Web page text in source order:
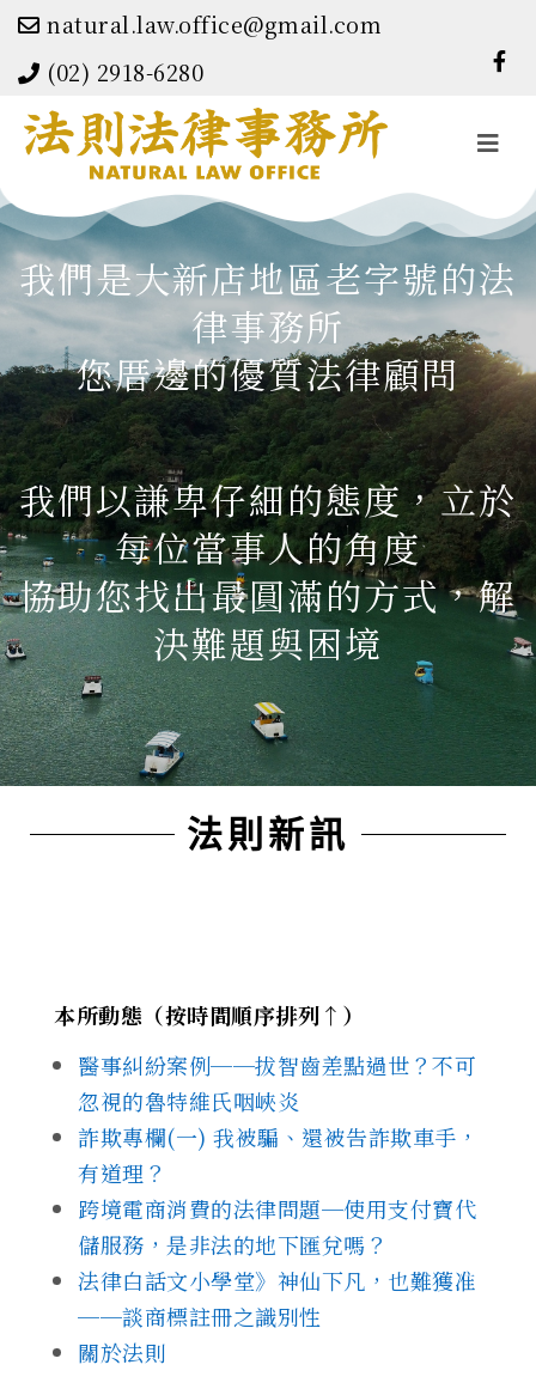
natural.law.office@gmail.com
(02) 2918-6280
Toggle
我們是大新店地區老字號的法
律事務所
您厝邊的優質法律顧問
我們以謙卑仔細的態度，立於
每位當事人的角度
協助您找出最圓滿的方式，解
決難題與困境
法則新訊
本所動態（按時間順序排列↑）
醫事糾紛案例──拔智齒差點過世？不可
忽視的魯特維氏咽峽炎
詐欺專欄(一) 我被騙、還被告詐欺車手，
有道理？
跨境電商消費的法律問題─使用支付寶代
儲服務，是非法的地下匯兌嗎？
法律白話文小學堂》神仙下凡，也難獲准
──談商標註冊之識別性
關於法則